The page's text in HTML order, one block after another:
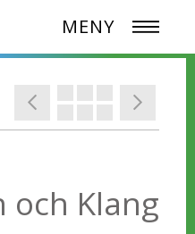
MENY
och Klang